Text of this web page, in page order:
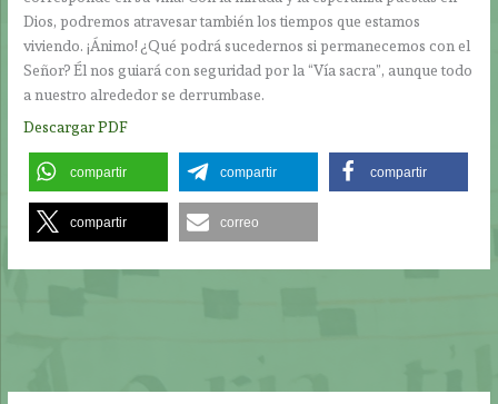
Dios, podremos atravesar también los tiempos que estamos
viviendo. ¡Ánimo! ¿Qué podrá sucedernos si permanecemos con el
Señor? Él nos guiará con seguridad por la “Vía sacra”, aunque todo
a nuestro alrededor se derrumbase.
Descargar PDF
compartir compartir compartir
compartir correo